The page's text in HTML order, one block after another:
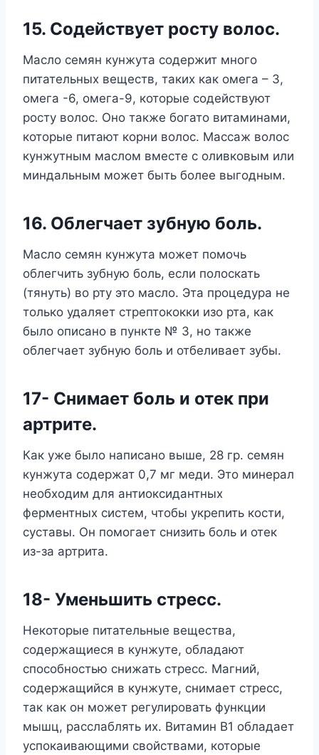
15. Содействует росту волос.
Масло семян кунжута содержит много
питательных веществ, таких как омега – 3,
омега -6, омега-9, которые содействуют
росту волос. Оно также богато витаминами,
которые питают корни волос. Массаж волос
кунжутным маслом вместе с оливковым или
миндальным может быть более выгодным.
16. Облегчает зубную боль.
Масло семян кунжута может помочь
облегчить зубную боль, если полоскать
(тянуть) во рту это масло. Эта процедура не
только удаляет стрептококки изо рта, как
было описано в пункте № 3, но также
облегчает зубную боль и отбеливает зубы.
17- Снимает боль и отек при
артрите.
Как уже было написано выше, 28 гр. семян
кунжута содержат 0,7 мг меди. Это минерал
необходим для антиоксидантных
ферментных систем, чтобы укрепить кости,
суставы. Он помогает снизить боль и отек
из-за артрита.
18- Уменьшить стресс.
Некоторые питательные вещества,
содержащиеся в кунжуте, обладают
способностью снижать стресс. Магний,
содержащийся в кунжуте, снимает стресс,
так как он может регулировать функции
мышц, расслаблять их. Витамин В1 обладает
успокаивающими свойствами, которые